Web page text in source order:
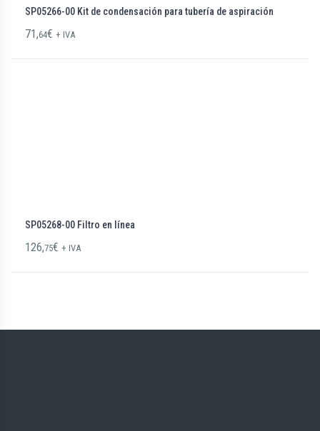
SP05266-00 Kit de condensación para tubería de aspiración
71,64€ + IVA
SP05268-00 Filtro en línea
126,75€ + IVA